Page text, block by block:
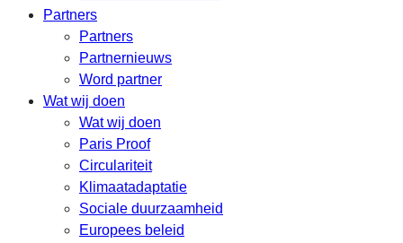
Partners
Partners
Partnernieuws
Word partner
Wat wij doen
Wat wij doen
Paris Proof
Circulariteit
Klimaatadaptatie
Sociale duurzaamheid
Europees beleid